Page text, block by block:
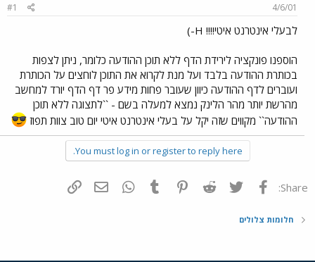
ש
א
ר
4/6/01
#1
לבעלי אינטרנט איטי!!!! H-)
הוספנו פונקציה לירידת הדף ללא תוכן ההודעה כלומר, ניתן לצפות
בכותרת ההודעה בלבד ועל מנת לקרוא את התוכן לוחצים על הכותרת
ועוברים לדף ההודעה כיוון שעובר פחות מידע פר דף הדף יורד למחשב
מהרשת יותר מהר הלינק נמצא למעלה בשם - ``לתצוגה ללא תוכן
ההודעה`` מקווים שזה יקל על בעלי אינטרנט איטי יום טוב צוות תפוז
You must log in or register to reply here.
Share: פייסבוק Twitter
Reddit
Pinterest
Tumblr
WhatsAppדואר אלקטרוני
חלומות צלולים